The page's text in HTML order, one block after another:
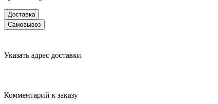
Доставка
Самовывоз
Указать адрес доставки
Комментарий к заказу